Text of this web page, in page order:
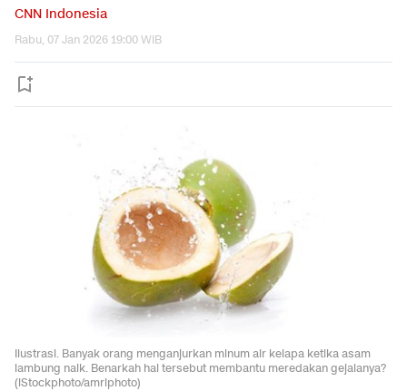
CNN Indonesia
Rabu, 07 Jan 2026 19:00 WIB
Ilustrasi. Banyak orang menganjurkan minum air kelapa ketika asam
lambung naik. Benarkah hal tersebut membantu meredakan gejalanya?
(iStockphoto/amriphoto)